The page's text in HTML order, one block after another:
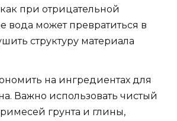
как при отрицательной
вода может превратиться в
структуру материала
на ингредиентах для
Важно использовать чистый
грунта и глины,